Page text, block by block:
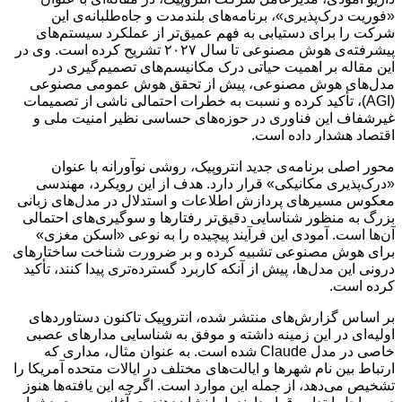
«فوریت درک‌پذیری»، برنامه‌های بلندمدت و جاه‌طلبانه‌ی این
شرکت را برای دستیابی به فهم عمیق‌تر از عملکرد سیستم‌های
پیشرفته‌ی هوش مصنوعی تا سال ۲۰۲۷ تشریح کرده است. وی در
این مقاله بر اهمیت حیاتی درک مکانیسم‌های تصمیم‌گیری در
مدل‌های هوش مصنوعی، پیش از تحقق هوش عمومی مصنوعی
(AGI)، تأکید کرده و نسبت به خطرات احتمالی ناشی از تصمیمات
غیرشفاف این فناوری در حوزه‌های حساسی نظیر امنیت ملی و
اقتصاد هشدار داده است.
محور اصلی برنامه‌ی جدید انتروپیک، روشی نوآورانه با عنوان
«درک‌پذیری مکانیکی» قرار دارد. هدف از این رویکرد، مهندسی
معکوس مسیرهای پردازش اطلاعات و استدلال در مدل‌های زبانی
بزرگ به منظور شناسایی دقیق‌تر رفتارها و سوگیری‌های احتمالی
آن‌ها است. آمودی این فرآیند پیچیده را به نوعی «اسکن مغزی»
برای هوش مصنوعی تشبیه کرده و بر ضرورت شناخت ساختارهای
درونی این مدل‌ها، پیش از آنکه کاربرد گسترده‌تری پیدا کنند، تأکید
کرده است.
بر اساس گزارش‌های منتشر شده، انتروپیک تاکنون دستاوردهای
اولیه‌ای در این زمینه داشته و موفق به شناسایی مدارهای عصبی
خاصی در مدل Claude شده است. به عنوان مثال، مداری که
ارتباط بین نام شهرها و ایالت‌های مختلف در ایالات متحده آمریکا را
تشخیص می‌دهد، از جمله این موارد است. اگرچه این یافته‌ها هنوز